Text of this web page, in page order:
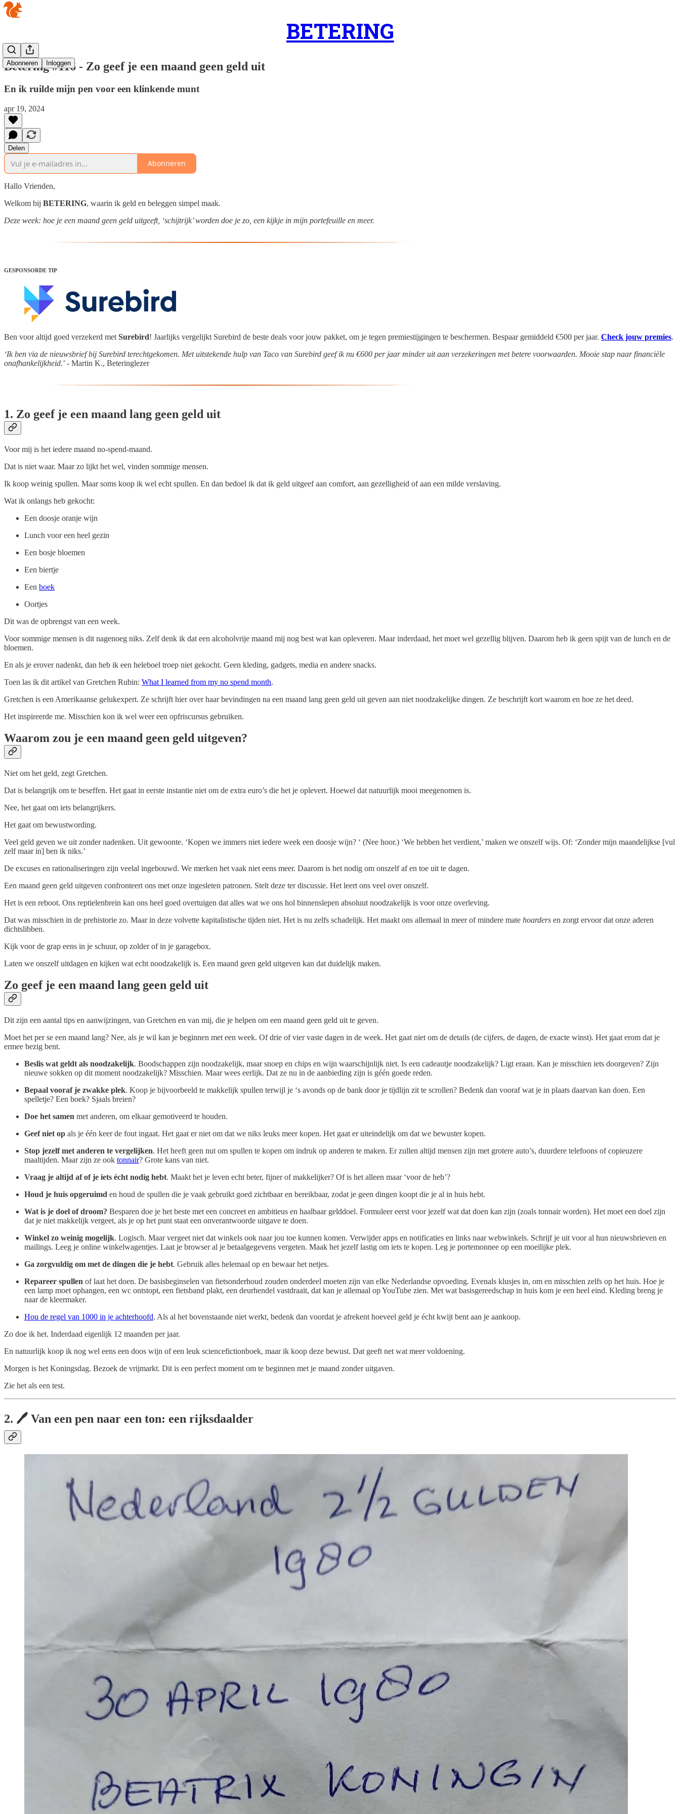
BETERING
Abonneren Inloggen
Betering #116 - Zo geef je een maand geen geld uit
En ik ruilde mijn pen voor een klinkende munt
apr 19, 2024
Delen
Abonneren
Hallo Vrienden,
Welkom bij BETERING, waarin ik geld en beleggen simpel maak.
Deze week: hoe je een maand geen geld uitgeeft, ‘schijtrijk’ worden doe je zo, een kijkje in mijn portefeuille en meer.
GESPONSORDE TIP
Ben voor altijd goed verzekerd metSurebird! Jaarlijks vergelijkt Surebird de beste deals voor jouw pakket, om je tegen premiestijgingen te beschermen. Bespaar gemiddeld €500 per jaar. Check jouw premies.
‘Ik ben via de nieuwsbrief bij Surebird terechtgekomen. Met uitstekende hulp van Taco van Surebird geef ik nu €600 per jaar minder uit aan verzekeringen met betere voorwaarden. Mooie stap naar financiële
onafhankelijkheid.’ - Martin K., Beteringlezer
1. Zo geef je een maand lang geen geld uit
Voor mij is het iedere maand no-spend-maand.
Dat is niet waar. Maar zo lijkt het wel, vinden sommige mensen.
Ik koop weinig spullen. Maar soms koop ik wel echt spullen. En dan bedoel ik dat ik geld uitgeef aan comfort, aan gezelligheid of aan een milde verslaving.
Wat ik onlangs heb gekocht:
Een doosje oranje wijn
Lunch voor een heel gezin
Een bosje bloemen
Een biertje
Een boek
Oortjes
Dit was de opbrengst van een week.
Voor sommige mensen is dit nagenoeg niks. Zelf denk ik dat een alcoholvrije maand mij nog best wat kan opleveren. Maar inderdaad, het moet wel gezellig blijven. Daarom heb ik geen spijt van de lunch en de
bloemen.
En als je erover nadenkt, dan heb ik een heleboel troep niet gekocht. Geen kleding, gadgets, media en andere snacks.
Toen las ik dit artikel van Gretchen Rubin: What I learned from my no spend month.
Gretchen is een Amerikaanse gelukexpert. Ze schrijft hier over haar bevindingen na een maand lang geen geld uit geven aan niet noodzakelijke dingen. Ze beschrijft kort waarom en hoe ze het deed.
Het inspireerde me. Misschien kon ik wel weer een opfriscursus gebruiken.
Waarom zou je een maand geen geld uitgeven?
Niet om het geld, zegt Gretchen.
Dat is belangrijk om te beseffen. Het gaat in eerste instantie niet om de extra euro’s die het je oplevert. Hoewel dat natuurlijk mooi meegenomen is.
Nee, het gaat om iets belangrijkers.
Het gaat om bewustwording.
Veel geld geven we uit zonder nadenken. Uit gewoonte. ‘Kopen we immers niet iedere week een doosje wijn? ‘ (Nee hoor.) ‘We hebben het verdient,’ maken we onszelf wijs. Of: ‘Zonder mijn maandelijkse [vul
zelf maar in] ben ik niks.’
De excuses en rationaliseringen zijn veelal ingebouwd. We merken het vaak niet eens meer. Daarom is het nodig om onszelf af en toe uit te dagen.
Een maand geen geld uitgeven confronteert ons met onze ingesleten patronen. Stelt deze ter discussie. Het leert ons veel over onszelf.
Het is een reboot. Ons reptielenbrein kan ons heel goed overtuigen dat alles wat we ons hol binnenslepen absoluut noodzakelijk is voor onze overleving.
Dat was misschien in de prehistorie zo. Maar in deze volvette kapitalistische tijden niet. Het is nu zelfs schadelijk. Het maakt ons allemaal in meer of mindere mate hoarders en zorgt ervoor dat onze aderen
dichtslibben.
Kijk voor de grap eens in je schuur, op zolder of in je garagebox.
Laten we onszelf uitdagen en kijken wat echt noodzakelijk is. Een maand geen geld uitgeven kan dat duidelijk maken.
Zo geef je een maand lang geen geld uit
Dit zijn een aantal tips en aanwijzingen, van Gretchen en van mij, die je helpen om een maand geen geld uit te geven.
Moet het per se een maand lang? Nee, als je wil kan je beginnen met een week. Of drie of vier vaste dagen in de week. Het gaat niet om de details (de cijfers, de dagen, de exacte winst). Het gaat erom dat je
ermee bezig bent.
Beslis wat geldt als noodzakelijk. Boodschappen zijn noodzakelijk, maar snoep en chips en wijn waarschijnlijk niet. Is een cadeautje noodzakelijk? Ligt eraan. Kan je misschien iets doorgeven? Zijn
nieuwe sokken op dit moment noodzakelijk? Misschien. Maar wees eerlijk. Dat ze nu in de aanbieding zijn is géén goede reden.
Bepaal vooraf je zwakke plek. Koop je bijvoorbeeld te makkelijk spullen terwijl je ‘s avonds op de bank door je tijdlijn zit te scrollen? Bedenk dan vooraf wat je in plaats daarvan kan doen. Een
spelletje? Een boek? Sjaals breien?
Doe het samen met anderen, om elkaar gemotiveerd te houden.
Geef niet op als je één keer de fout ingaat. Het gaat er niet om dat we niks leuks meer kopen. Het gaat er uiteindelijk om dat we bewuster kopen.
Stop jezelf met anderen te vergelijken. Het heeft geen nut om spullen te kopen om indruk op anderen te maken. Er zullen altijd mensen zijn met grotere auto’s, duurdere telefoons of copieuzere
maaltijden. Maar zijn ze ook tonnair? Grote kans van niet.
Vraag je altijd af of je iets écht nodig hebt. Maakt het je leven echt beter, fijner of makkelijker? Of is het alleen maar ‘voor de heb’?
Houd je huis opgeruimd en houd de spullen die je vaak gebruikt goed zichtbaar en bereikbaar, zodat je geen dingen koopt die je al in huis hebt.
Wat is je doel of droom? Besparen doe je het beste met een concreet en ambitieus en haalbaar gelddoel. Formuleer eerst voor jezelf wat dat doen kan zijn (zoals tonnair worden). Het moet een doel zijn
dat je niet makkelijk vergeet, als je op het punt staat een onverantwoorde uitgave te doen.
Winkel zo weinig mogelijk. Logisch. Maar vergeet niet dat winkels ook naar jou toe kunnen komen. Verwijder apps en notificaties en links naar webwinkels. Schrijf je uit voor al hun nieuwsbrieven en
mailings. Leeg je online winkelwagentjes. Laat je browser al je betaalgegevens vergeten. Maak het jezelf lastig om iets te kopen. Leg je portemonnee op een moeilijke plek.
Ga zorgvuldig om met de dingen die je hebt. Gebruik alles helemaal op en bewaar het netjes.
Repareer spullen of laat het doen. De basisbeginselen van fietsonderhoud zouden onderdeel moeten zijn van elke Nederlandse opvoeding. Evenals klusjes in, om en misschien zelfs op het huis. Hoe je
een lamp moet ophangen, een wc ontstopt, een fietsband plakt, een deurhendel vastdraait, dat kan je allemaal op YouTube zien. Met wat basisgereedschap in huis kom je een heel eind. Kleding breng je
naar de kleermaker.
Hou de regel van 1000 in je achterhoofd. Als al het bovenstaande niet werkt, bedenk dan voordat je afrekent hoeveel geld je écht kwijt bent aan je aankoop.
Zo doe ik het. Inderdaad eigenlijk 12 maanden per jaar.
En natuurlijk koop ik nog wel eens een doos wijn of een leuk sciencefictionboek, maar ik koop deze bewust. Dat geeft net wat meer voldoening.
Morgen is het Koningsdag. Bezoek de vrijmarkt. Dit is een perfect moment om te beginnen met je maand zonder uitgaven.
Zie het als een test.
2. 🖊️ Van een pen naar een ton: een rijksdaalder